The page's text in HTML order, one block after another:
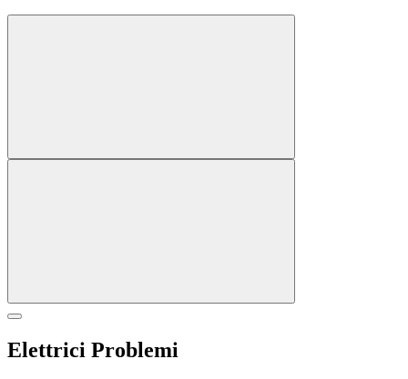
Elettrici Problemi